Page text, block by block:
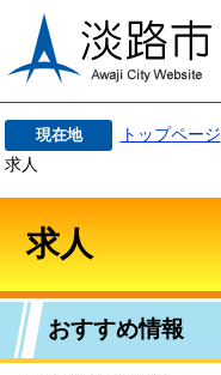
現在地 トップページ
求人
求人
おすすめ情報